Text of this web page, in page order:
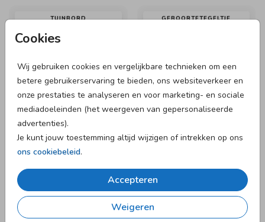
Cookies
Wij gebruiken cookies en vergelijkbare technieken om een
betere gebruikerservaring te bieden, ons websiteverkeer en
onze prestaties te analyseren en voor marketing- en sociale
mediadoeleinden (het weergeven van gepersonaliseerde
advertenties).
Je kunt jouw toestemming altijd wijzigen of intrekken op ons
ons cookiebeleid.
Accepteren
Weigeren
TUINBORD GEBOORTETEGELTJE